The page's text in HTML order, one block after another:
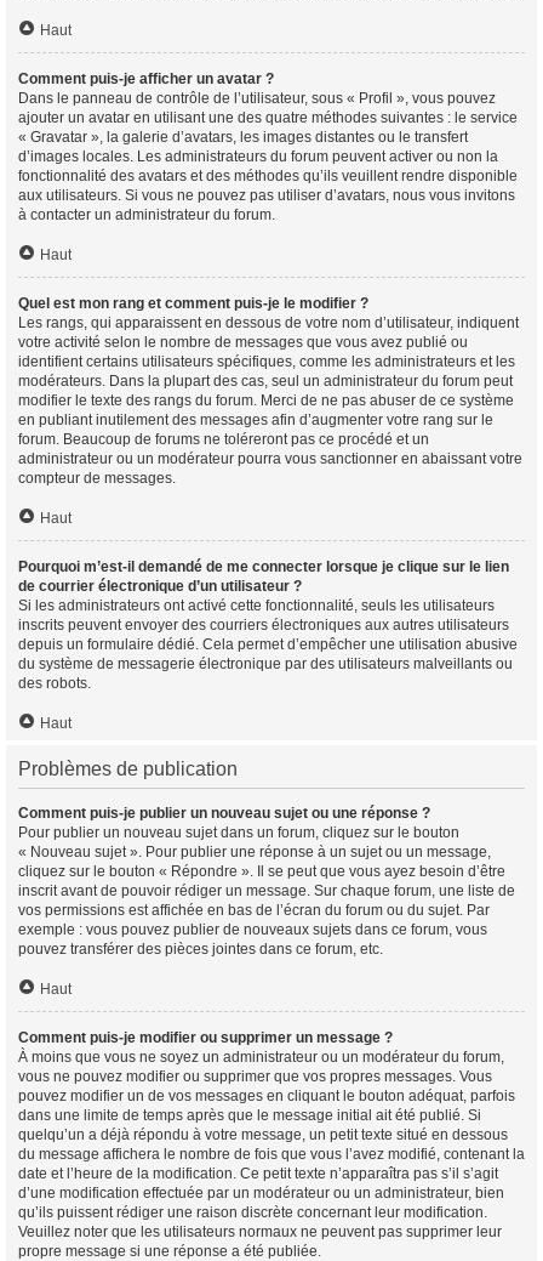
Haut
Comment puis-je afficher un avatar ?
Dans le panneau de contrôle de l’utilisateur, sous « Profil », vous pouvez
ajouter un avatar en utilisant une des quatre méthodes suivantes : le service
« Gravatar », la galerie d’avatars, les images distantes ou le transfert
d’images locales. Les administrateurs du forum peuvent activer ou non la
fonctionnalité des avatars et des méthodes qu’ils veuillent rendre disponible
aux utilisateurs. Si vous ne pouvez pas utiliser d’avatars, nous vous invitons
à contacter un administrateur du forum.
Haut
Quel est mon rang et comment puis-je le modifier ?
Les rangs, qui apparaissent en dessous de votre nom d’utilisateur, indiquent
votre activité selon le nombre de messages que vous avez publié ou
identifient certains utilisateurs spécifiques, comme les administrateurs et les
modérateurs. Dans la plupart des cas, seul un administrateur du forum peut
modifier le texte des rangs du forum. Merci de ne pas abuser de ce système
en publiant inutilement des messages afin d’augmenter votre rang sur le
forum. Beaucoup de forums ne toléreront pas ce procédé et un
administrateur ou un modérateur pourra vous sanctionner en abaissant votre
compteur de messages.
Haut
Pourquoi m’est-il demandé de me connecter lorsque je clique sur le lien
de courrier électronique d’un utilisateur ?
Si les administrateurs ont activé cette fonctionnalité, seuls les utilisateurs
inscrits peuvent envoyer des courriers électroniques aux autres utilisateurs
depuis un formulaire dédié. Cela permet d’empêcher une utilisation abusive
du système de messagerie électronique par des utilisateurs malveillants ou
des robots.
Haut
Problèmes de publication
Comment puis-je publier un nouveau sujet ou une réponse ?
Pour publier un nouveau sujet dans un forum, cliquez sur le bouton
« Nouveau sujet ». Pour publier une réponse à un sujet ou un message,
cliquez sur le bouton « Répondre ». Il se peut que vous ayez besoin d’être
inscrit avant de pouvoir rédiger un message. Sur chaque forum, une liste de
vos permissions est affichée en bas de l’écran du forum ou du sujet. Par
exemple : vous pouvez publier de nouveaux sujets dans ce forum, vous
pouvez transférer des pièces jointes dans ce forum, etc.
Haut
Comment puis-je modifier ou supprimer un message ?
À moins que vous ne soyez un administrateur ou un modérateur du forum,
vous ne pouvez modifier ou supprimer que vos propres messages. Vous
pouvez modifier un de vos messages en cliquant le bouton adéquat, parfois
dans une limite de temps après que le message initial ait été publié. Si
quelqu’un a déjà répondu à votre message, un petit texte situé en dessous
du message affichera le nombre de fois que vous l’avez modifié, contenant la
date et l’heure de la modification. Ce petit texte n’apparaîtra pas s’il s’agit
d’une modification effectuée par un modérateur ou un administrateur, bien
qu’ils puissent rédiger une raison discrète concernant leur modification.
Veuillez noter que les utilisateurs normaux ne peuvent pas supprimer leur
propre message si une réponse a été publiée.